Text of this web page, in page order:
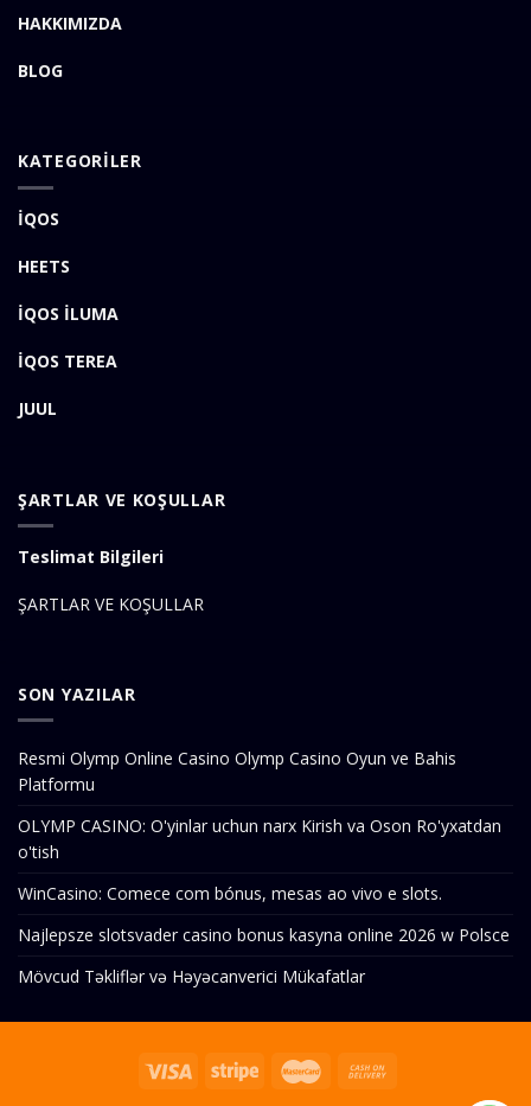
HAKKIMIZDA
BLOG
KATEGORİLER
İQOS
HEETS
İQOS İLUMA
İQOS TEREA
JUUL
ŞARTLAR VE KOŞULLAR
Teslimat Bilgileri
ŞARTLAR VE KOŞULLAR
SON YAZILAR
Resmi Olymp Online Casino Olymp Casino Oyun ve Bahis
Platformu
OLYMP CASINO: O'yinlar uchun narx Kirish va Oson Ro'yxatdan
o'tish
WinCasino: Comece com bónus, mesas ao vivo e slots.
Najlepsze slotsvader casino bonus kasyna online 2026 w Polsce
Mövcud Təkliflər və Həyəcanverici Mükafatlar